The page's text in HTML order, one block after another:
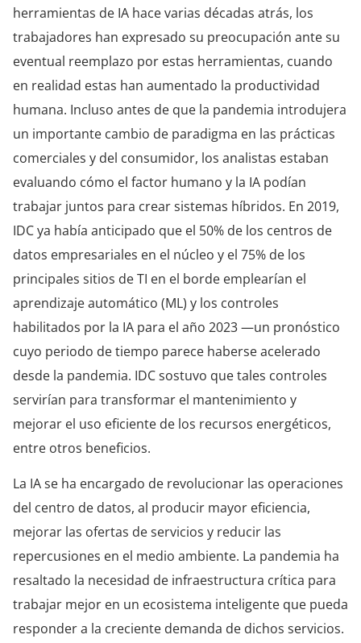
herramientas de IA hace varias décadas atrás, los
trabajadores han expresado su preocupación ante su
eventual reemplazo por estas herramientas, cuando
en realidad estas han aumentado la productividad
humana. Incluso antes de que la pandemia introdujera
un importante cambio de paradigma en las prácticas
comerciales y del consumidor, los analistas estaban
evaluando cómo el factor humano y la IA podían
trabajar juntos para crear sistemas híbridos. En 2019,
IDC ya había anticipado que el 50% de los centros de
datos empresariales en el núcleo y el 75% de los
principales sitios de TI en el borde emplearían el
aprendizaje automático (ML) y los controles
habilitados por la IA para el año 2023 —un pronóstico
cuyo periodo de tiempo parece haberse acelerado
desde la pandemia. IDC sostuvo que tales controles
servirían para transformar el mantenimiento y
mejorar el uso eficiente de los recursos energéticos,
entre otros beneficios.
La IA se ha encargado de revolucionar las operaciones
del centro de datos, al producir mayor eficiencia,
mejorar las ofertas de servicios y reducir las
repercusiones en el medio ambiente. La pandemia ha
resaltado la necesidad de infraestructura crítica para
trabajar mejor en un ecosistema inteligente que pueda
responder a la creciente demanda de dichos servicios.